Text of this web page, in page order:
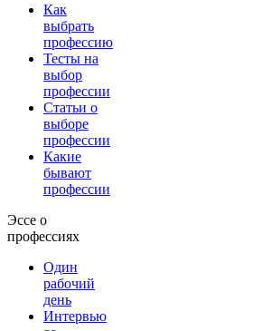
Как
выбрать
профессию
Тесты на
выбор
профессии
Статьи о
выборе
профессии
Какие
бывают
профессии
Эссе о
профессиях
Один
рабочий
день
Интервью